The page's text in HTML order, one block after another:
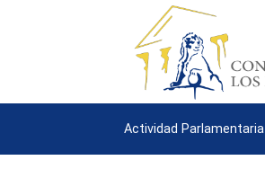
Actividad Parlamentaria